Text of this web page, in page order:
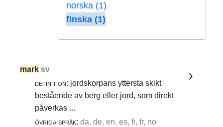
norska (1)
finska (1)
mark sv
definition: jordskorpans yttersta skikt
bestående av berg eller jord, som direkt
påverkas ...
övriga språk: da, de, en, es, fi, fr, no